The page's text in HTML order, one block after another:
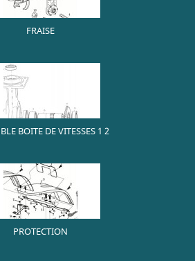
FRAISE
BOITE DE VITESSES 1 2
PROTECTION